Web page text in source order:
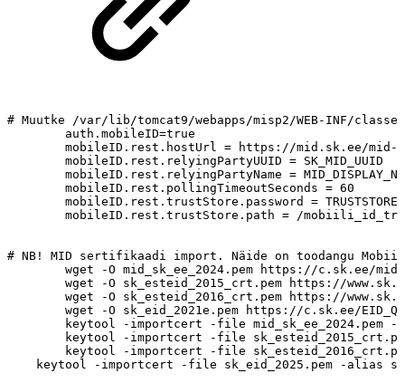
# Muutke
/var/lib/tomcat9/webapps/misp2/WEB-INF/
auth.mobileID=true
mobileID.rest.hostUrl
=
https://mid.sk.ee/mid-
mobileID.rest.relyingPartyUUID = SK_MID_UUID
mobileID.rest.relyingPartyName =
mobileID.rest.pollingTimeoutSeconds = 60
mobileID.rest.trustStore.password
=
mobileID.rest.trustStore.path = /
# NB! MID sertifikaadi import. Näide on toodangu
wget
-O mid_sk_ee_2024.pem
https://c.sk.ee/
wget
-O sk_esteid_2015_crt.pem
https://
wget
-O sk_esteid_2016_crt.pem
https://
wget
-O sk_eid_2021e.pem
https://c.sk.ee/
keytool
-importcert -file mid_sk_ee_2024.pem
-
keytool
-importcert -file
keytool
-importcert -file
keytool
-importcert -file sk_eid_2025.pem -alias